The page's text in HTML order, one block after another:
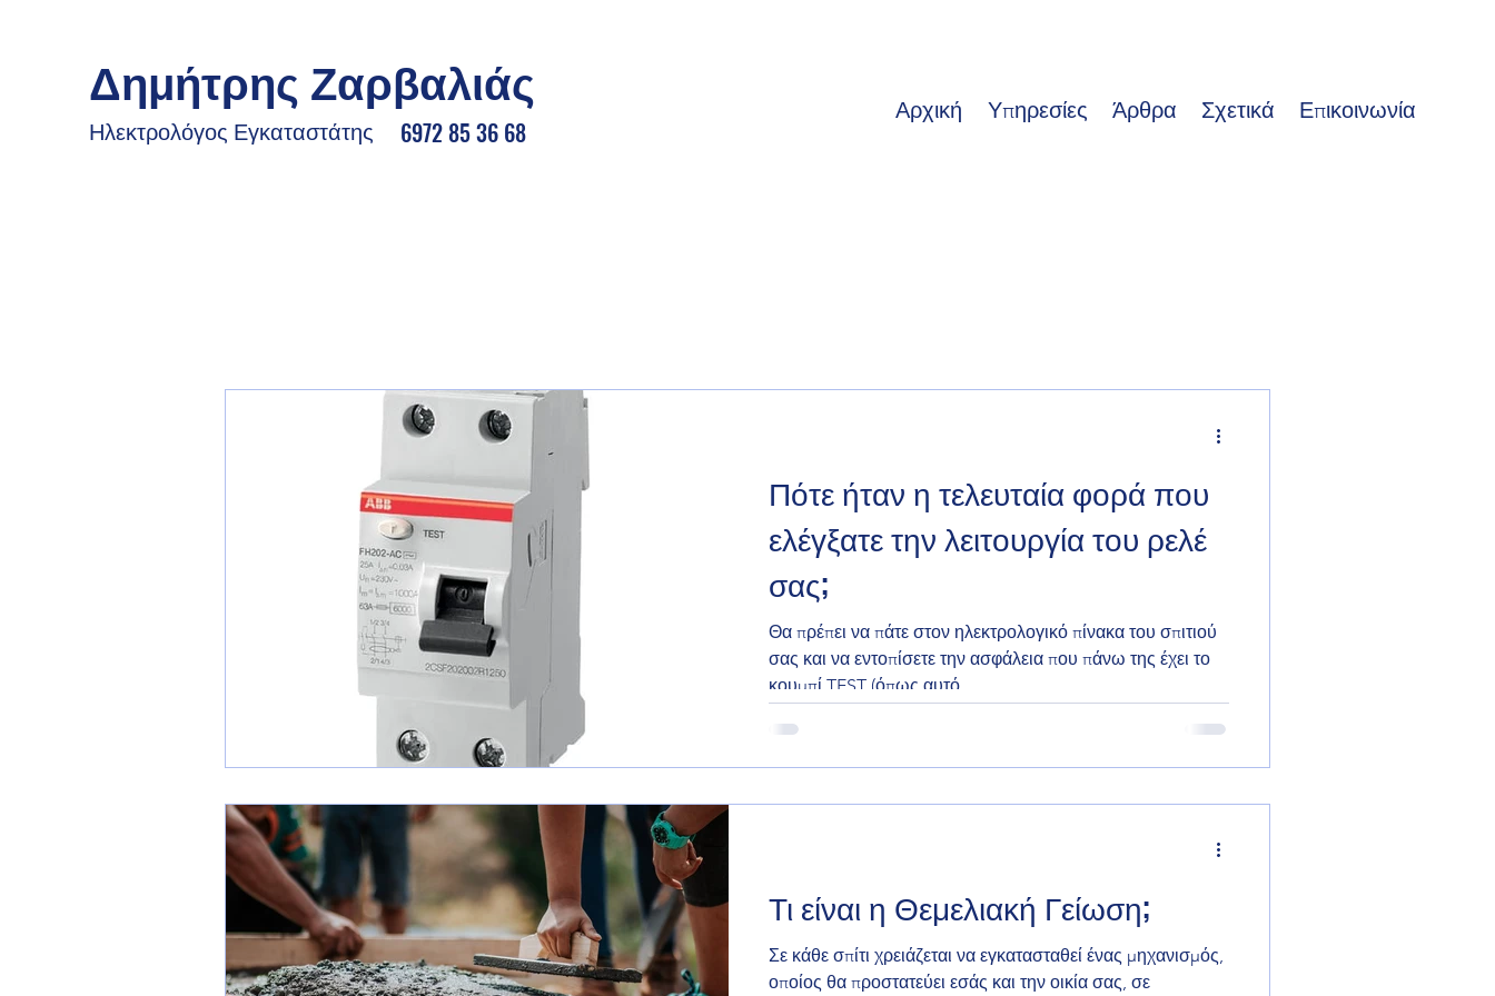
Δημήτρης Ζαρβαλιάς
Ηλεκτρολόγος Εγκαταστάτης 6972 85 36 68
Αρχική Υπηρεσίες Άρθρα Σχετικά Επικοινωνία
Πότε ήταν η τελευταία φορά που
ελέγξατε την λειτουργία του ρελέ
σας;
Θα πρέπει να πάτε στον ηλεκτρολογικό πίνακα του σπιτιού
σας και να εντοπίσετε την ασφάλεια που πάνω της έχει το
κουμπί TEST (όπως αυτό...
Τι είναι η Θεμελιακή Γείωση;
Σε κάθε σπίτι χρειάζεται να εγκατασταθεί ένας μηχανισμός,
οποίος θα προστατεύει εσάς και την οικία σας, σε